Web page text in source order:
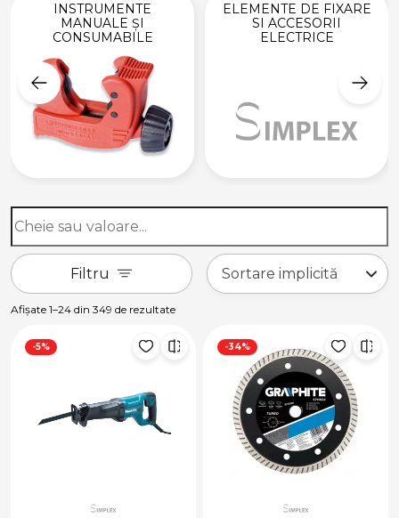
INSTRUMENTE
MANUALE ȘI
CONSUMABILE
ELEMENTE DE FIXARE
SI ACCESORII
ELECTRICE
Filtru
Afișate 1–24 din 349 de rezultate
-5% -34%